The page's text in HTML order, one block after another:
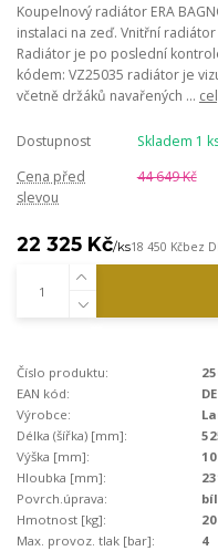
Koupelnový radiátor ERA
instalaci na zeď. Vnitřní
Radiátor je po poslední
kódem: VZ25035 radiátor je
včetně držáků navařených ...
Dostupnost
Skladem 1
Cena před
slevou
44 649 Kč
22 325 Kč/ks18 450 Kčbez
Číslo produktu:
EAN kód:
Výrobce:
Délka (šířka) [mm]:
Výška [mm]:
Hloubka [mm]:
Povrch.úprava:
Hmotnost [kg]:
20
Max. provoz. tlak [bar]:
4